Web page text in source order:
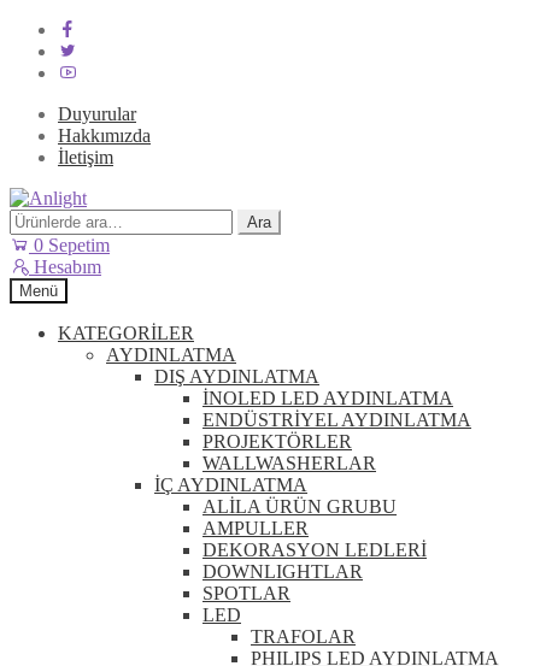
Duyurular
Hakkımızda
İletişim
Dolaşıma
geç
İçeriğe
geç
Ara: Ara
0 Sepetim
Hesabım
Menü
KATEGORİLER
AYDINLATMA
DIŞ AYDINLATMA
İNOLED LED AYDINLATMA
ENDÜSTRİYEL AYDINLATMA
PROJEKTÖRLER
WALLWASHERLAR
İÇ AYDINLATMA
ALİLA ÜRÜN GRUBU
AMPULLER
DEKORASYON LEDLERİ
DOWNLIGHTLAR
SPOTLAR
LED
TRAFOLAR
PHILIPS LED AYDINLATMA